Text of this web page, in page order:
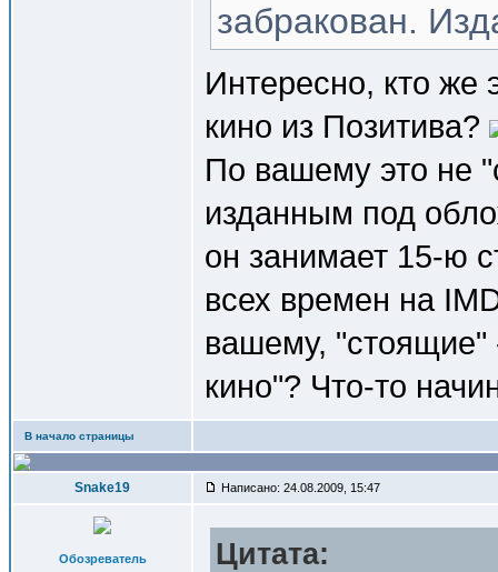
забракован.
Интересно, кто же
кино из Позитива?
По вашему это не
изданным под
он занимает 15-ю
всех времен на
вашему, "стоящие"
кино"? Что-то
В начало страницы
Snake19 Написано: 24.08.2009, 15:47
Обозреватель Цитата: